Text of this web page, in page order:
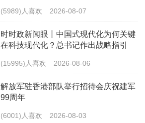
(5989)人喜欢 2026-08-07
时时政新闻眼丨中国式现代化为何关键
在科技现代化？总书记作出战略指引
(15995)人喜欢 2026-08-06
解放军驻香港部队举行招待会庆祝建军
99周年
(6001)人喜欢 2026-08-03